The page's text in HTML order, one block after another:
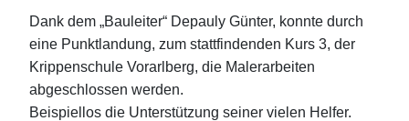
Dank dem „Bauleiter“ Depauly Günter, konnte durch
eine Punktlandung, zum stattfindenden Kurs 3, der
Krippenschule Vorarlberg, die Malerarbeiten
abgeschlossen werden.
Beispiellos die Unterstützung seiner vielen Helfer.